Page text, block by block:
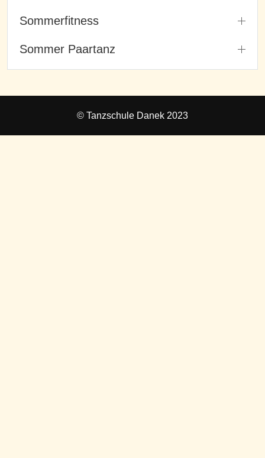
Sommerfitness
Sommer Paartanz
© Tanzschule Danek 2023